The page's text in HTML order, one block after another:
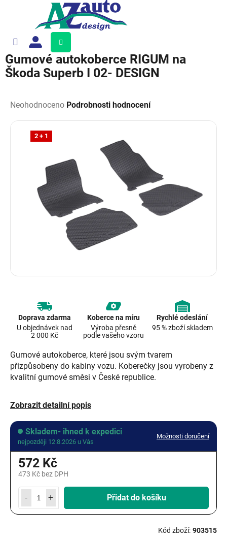
Nákupní
košík
Gumové autokoberce RIGUM na
Škoda Superb I 02- DESIGN
hodnocení
je
Neohodnoceno Podrobnosti hodnocení
2 + 1
Gumové autokoberce, které jsou svým tvarem
přizpůsobeny do kabiny vozu. Koberečky jsou vyrobeny z
kvalitní gumové směsi v České republice.
Zobrazit detailní popis
Skladem- ihned k expedici
nejpozději 12.8.2026 u Vás
Možnosti doručení
903515
572 Kč
473 Kč bez DPH
Přidat do košíku
Doprava zdarma
U objednávek nad
2 000 Kč
Koberce na míru
Výroba přesně
podle vašeho vzoru
Rychlé odeslání
95 % zboží skladem